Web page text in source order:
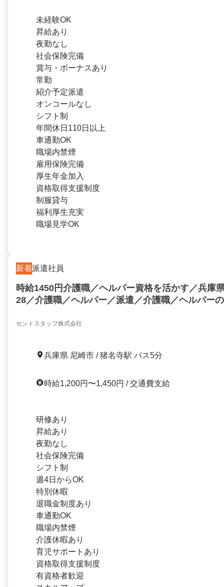
未経験OK
昇給あり
夜勤なし
社会保険完備
賞与・ボーナスあり
常勤
紹介予定派遣
オンコールなし
シフト制
年間休日110日以上
車通勤OK
職場内禁煙
雇用保険完備
厚生年金加入
資格取得支援制度
制服貸与
福利厚生充実
職場見学OK
新着派遣社員
時給1450円介護職／ヘルパー資格を活かす／兵庫
28／介護職／ヘルパー／派遣／介護職／ヘルパー
セントスタッフ株式会社
兵庫県 尼崎市 / 猪名寺駅 バス5分
時給1,200円〜1,450円 / 交通費支給
研修あり
昇給あり
夜勤なし
社会保険完備
シフト制
週4日からOK
特別休暇
退職金制度あり
車通勤OK
職場内禁煙
介護休暇あり
育児サポートあり
資格取得支援制度
有資格者歓迎